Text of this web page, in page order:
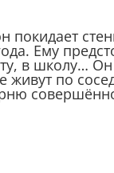
покидает
Ему
в школу… Он
по